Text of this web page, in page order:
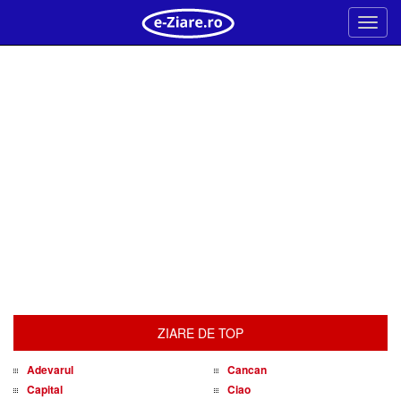
Meniu
ZIARE DE TOP
Adevarul
Cancan
Capital
Ciao